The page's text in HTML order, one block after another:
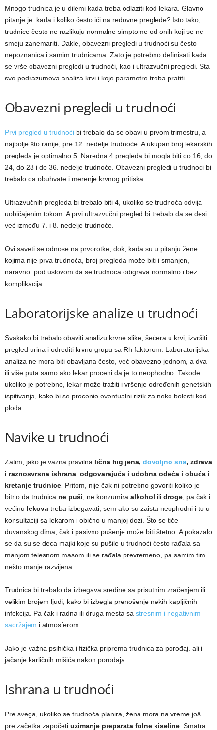
Mnogo trudnica je u dilemi kada treba odlaziti kod lekara. Glavno
pitanje je: kada i koliko često ići na redovne preglede? Isto tako,
trudnice često ne razlikuju normalne simptome od onih koji se ne
smeju zanemariti. Dakle, obavezni pregledi u trudnoći su često
nepoznanica i samim trudnicama. Zato je potrebno definisati kada
se vrše obavezni pregledi u trudnoći, kao i ultrazvučni pregledi. Šta
sve podrazumeva analiza krvi i koje parametre treba pratiti.
Obavezni pregledi u trudnoći
Prvi pregled u trudnoći bi trebalo da se obavi u prvom trimestru, a
najbolje što ranije, pre 12. nedelje trudnoće. A ukupan broj lekarskih
pregleda je optimalno 5. ⁣Naredna 4 pregleda bi mogla biti do 16, do
24, do 28 i do 36. nedelje trudnoće. Obavezni pregledi u trudnoći bi
trebalo da obuhvate i merenje krvnog pritiska.
Ultrazvučnih pregleda bi trebalo biti 4, ukoliko se trudnoća odvija
uobičajenim tokom. A prvi ultrazvučni pregled bi trebalo da se desi
već između 7. i 8. nedelje trudnoće.⁣
Ovi saveti se odnose na prvorotke, dok, kada su u pitanju žene
kojima nije prva trudnoća, broj pregleda može biti i smanjen,
naravno, pod uslovom da se trudnoća odigrava normalno i bez
komplikacija.
Laboratorijske analize u trudnoći
Svakako bi trebalo obaviti analizu krvne slike, šećera u krvi, izvršiti
pregled urina i odrediti krvnu grupu sa Rh faktorom. Laboratorijska
analiza ne mora biti obavljana često, već obavezno jednom, a dva
ili više puta samo ako lekar proceni da je to neophodno. Takođe,
ukoliko je potrebno, lekar može tražiti i vršenje određenih genetskih
ispitivanja, kako bi se procenio eventualni rizik za neke bolesti kod
ploda.
Navike u trudnoći
Zatim, jako je važna pravilna lična higijena, dovoljno sna, zdrava
i raznosvrsna ishrana, odgovarajuća i udobna odeća i obuća i
kretanje trudnice. Pritom, nije čak ni potrebno govoriti koliko je
bitno da trudnica ne puši , ne konzumira alkohol ili droge , pa čak i
većinu lekova treba izbegavati, sem ako su zaista neophodni i to u
konsultaciji sa lekarom i obično u manjoj dozi. Što se tiče
duvanskog dima, čak i pasivno pušenje može biti štetno. A pokazalo
se da su se deca majki koje su pušile u trudnoći često rađala sa
manjom telesnom masom ili se rađala prevremeno, pa samim tim
nešto manje razvijena.
Trudnica bi trebalo da izbegava sredine sa prisutnim zračenjem ili
velikim brojem ljudi, kako bi izbegla prenošenje nekih kapljičnih
infekcija. Pa čak i radna ili druga mesta sa stresnim i negativnim
sadržajem i atmosferom.
Jako je važna psihička i fizička priprema trudnica za porođaj, ali i
jačanje karličnih mišića nakon porođaja.
Ishrana u trudnoći
Pre svega, ukoliko se trudnoća planira, žena mora na vreme još
pre začetka započeti uzimanje preparata folne kiseline . Smatra